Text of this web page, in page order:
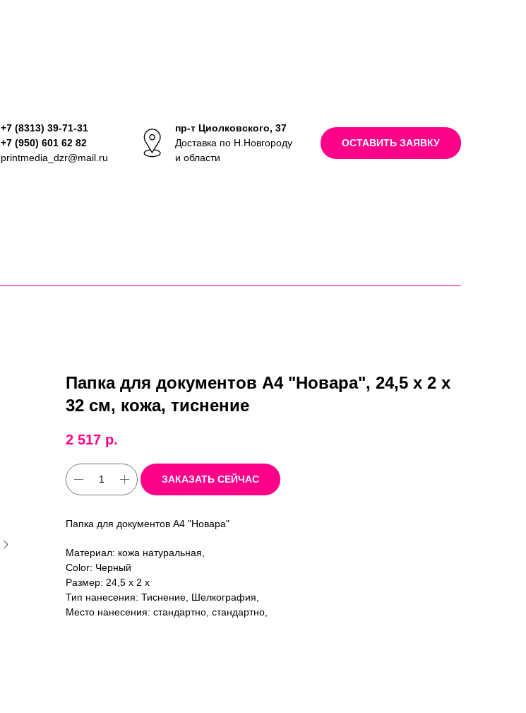
+7 (8313) 39-71-31
+7 (950) 601 62 82
printmedia_dzr@mail.ru
пр-т Циолковского, 37
Доставка по Н.Новгороду
и области
ОСТАВИТЬ ЗАЯВКУ
Папка для документов А4 "Новара", 24,5 x 2 x
32 cм, кожа, тиснение
2 517 р.
ЗАКАЗАТЬ СЕЙЧАС
Папка для документов А4 "Новара"
Материал: кожа натуральная,
Color: Черный
Размер: 24,5 x 2 x
Тип нанесения: Тиснение, Шелкография,
Место нанесения: стандартно, стандартно,